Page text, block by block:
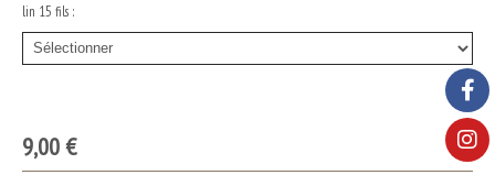
lin 15 fils :
9,00€